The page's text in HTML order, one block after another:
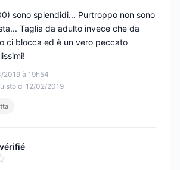
à 19h54
di 12/02/2019
sono splendidi... Purtroppo non sono
Taglia da adulto invece che da
ci blocca ed è un vero peccato